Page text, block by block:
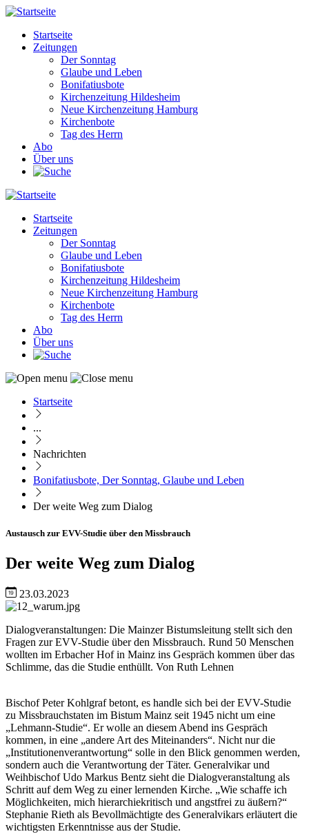
Direkt
Inhalt
Main
navigation
Startseite
Zeitungen
Der Sonntag
Glaube und Leben
Bonifatiusbote
Kirchenzeitung Hildesheim
Neue Kirchenzeitung Hamburg
Kirchenbote
Tag des Herrn
Abo
Über uns
Main
navigation
Startseite
Zeitungen
Der Sonntag
Glaube und Leben
Bonifatiusbote
Kirchenzeitung Hildesheim
Neue Kirchenzeitung Hamburg
Kirchenbote
Tag des Herrn
Abo
Über uns
Pfadnavigation
Startseite
...
Nachrichten
Bonifatiusbote, Der Sonntag, Glaube und Leben
Der weite Weg zum Dialog
Austausch zur EVV-Studie über den Missbrauch
Der weite Weg zum Dialog
23.03.2023
Image
Dialogveranstaltungen: Die Mainzer Bistumsleitung stellt sich den
Fragen zur EVV-Studie über den Missbrauch. Rund 50 Menschen
wollten im Erbacher Hof in Mainz ins Gespräch kommen über das
Schlimme, das die Studie enthüllt. Von Ruth Lehnen
Bischof Peter Kohlgraf betont, es handle sich bei der EVV-Studie
zu Missbrauchstaten im Bistum Mainz seit 1945 nicht um eine
„Lehmann-Studie“. Er wolle an diesem Abend ins Gespräch
kommen, in eine „andere Art des Miteinanders“. Nicht nur die
„Institutionenverantwortung“ solle in den Blick genommen werden,
sondern auch die Verantwortung der Täter. Generalvikar und
Weihbischof Udo Markus Bentz sieht die Dialogveranstaltung als
Schritt auf dem Weg zu einer lernenden Kirche. „Wie schaffe ich
Möglichkeiten, mich hierarchiekritisch und angstfrei zu äußern?“
Stephanie Rieth als Bevollmächtigte des Generalvikars erläutert die
wichtigsten Erkenntnisse aus der Studie.